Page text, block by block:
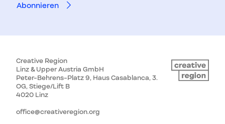
Creative Region
Linz & Upper Austria GmbH
Peter-Behrens-Platz 9, Haus Casablanca, 3.
OG, Stiege/Lift B
4020 Linz
office@creativeregion.org